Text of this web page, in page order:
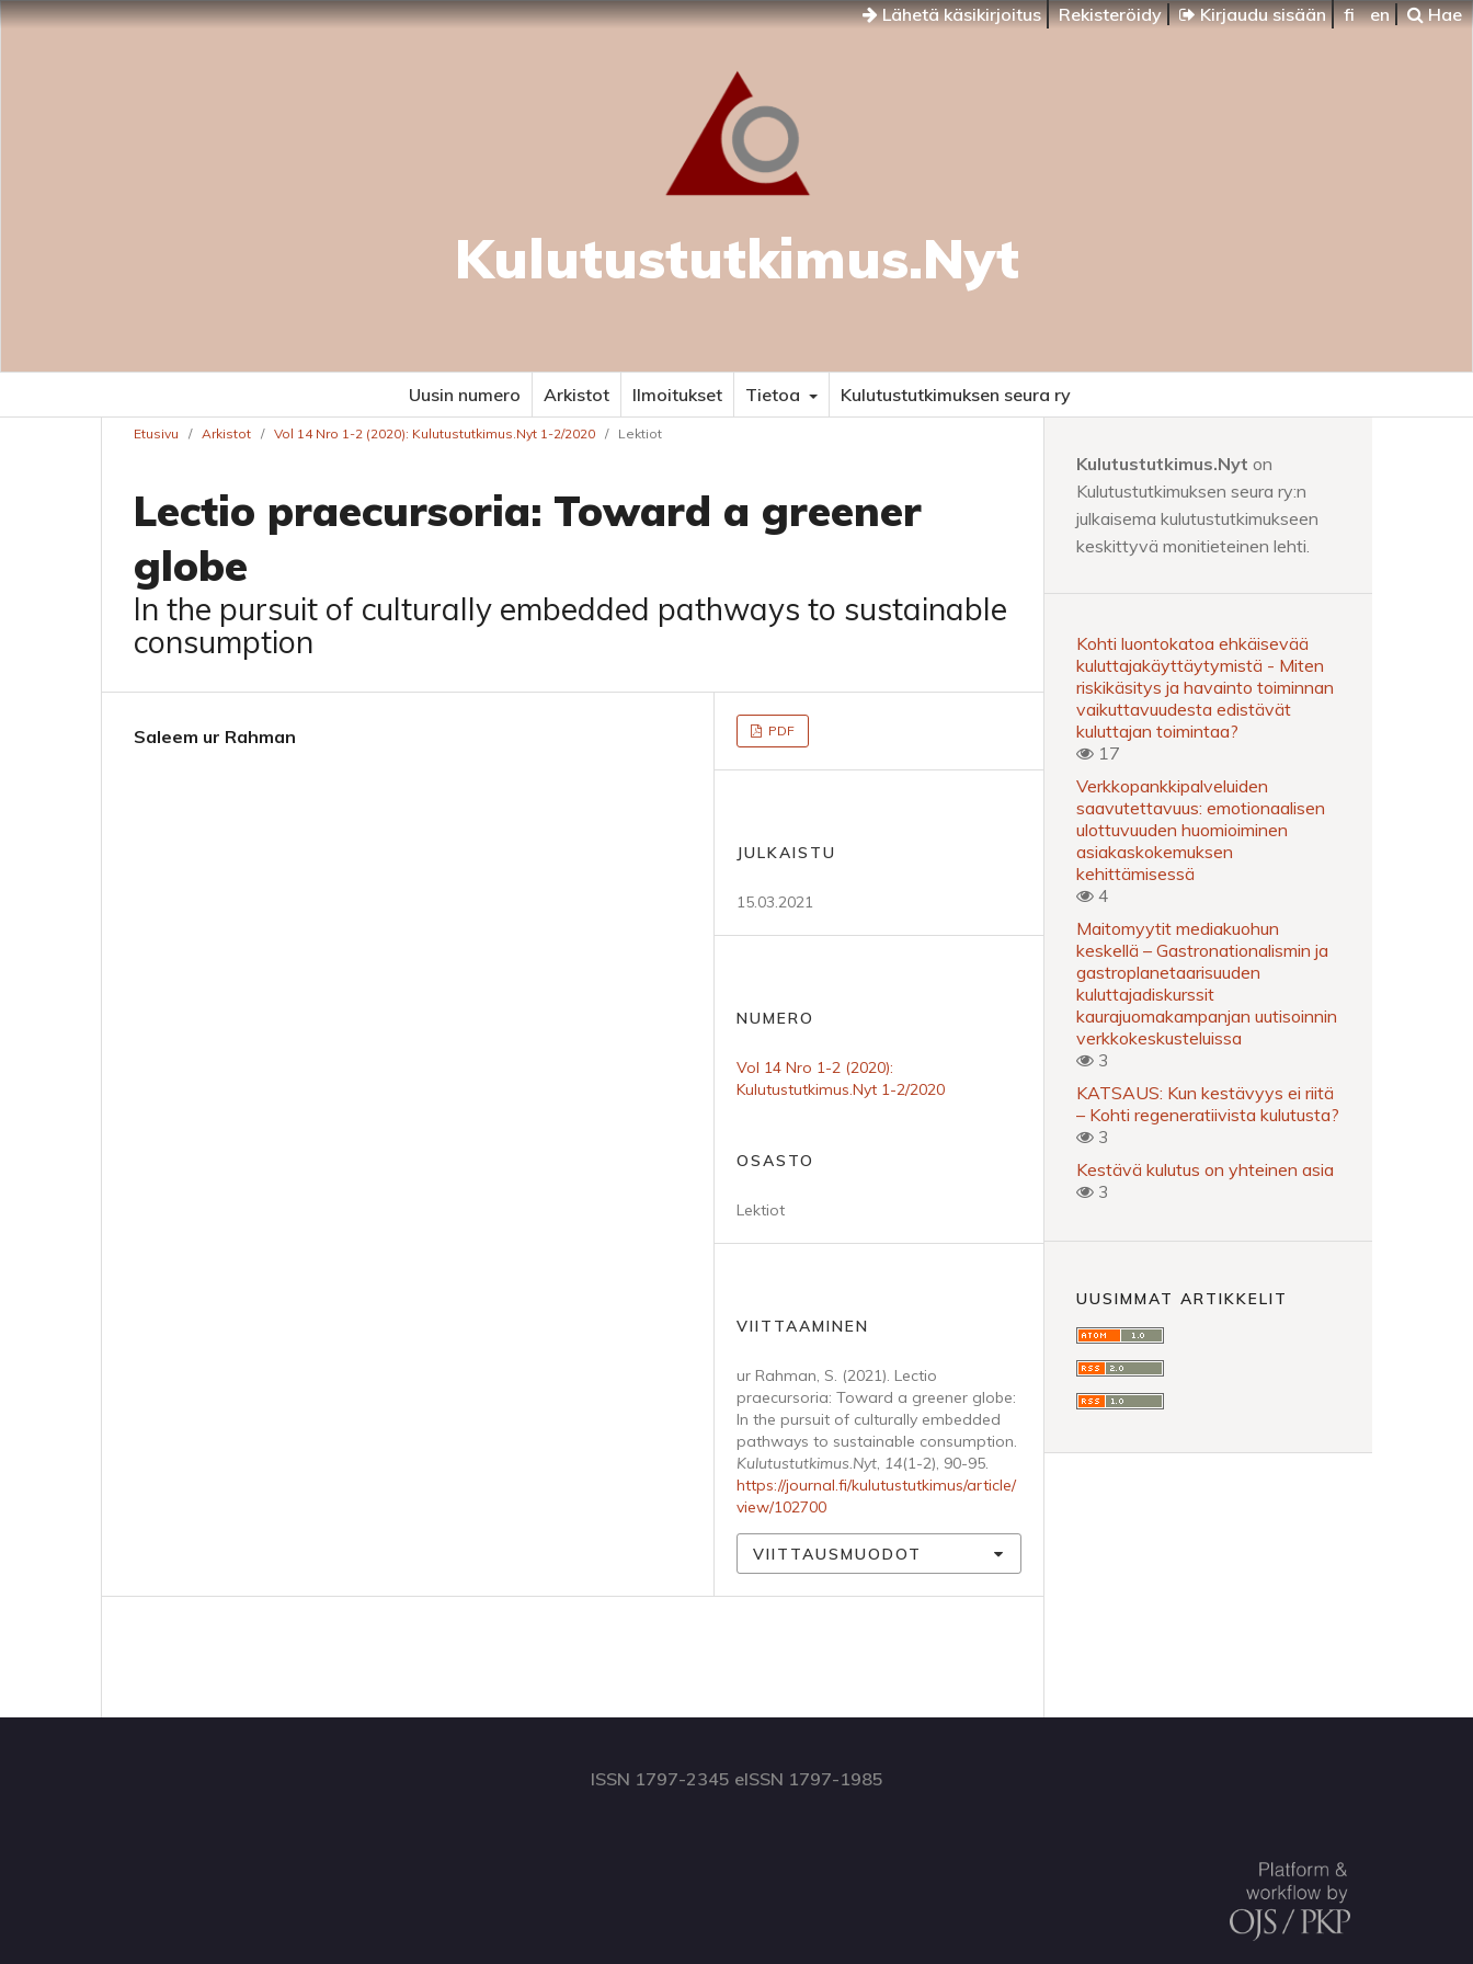
Lähetä käsikirjoitus Rekisteröidy Kirjaudu sisään fi en Hae
Kulutustutkimus.Nyt
Uusin numero Arkistot Ilmoitukset Tietoa Kulutustutkimuksen seura ry
Etusivu / Arkistot / Vol 14 Nro 1-2 (2020): Kulutustutkimus.Nyt 1-2/2020 / Lektiot
Lectio praecursoria: Toward a greener
globe
In the pursuit of culturally embedded pathways to sustainable
consumption
Saleem ur Rahman PDF
JULKAISTU
15.03.2021
NUMERO
Vol 14 Nro 1-2 (2020):
Kulutustutkimus.Nyt 1-2/2020
OSASTO
Lektiot
VIITTAAMINEN
ur Rahman, S. (2021). Lectio
praecursoria: Toward a greener globe:
In the pursuit of culturally embedded
pathways to sustainable consumption.
Kulutustutkimus.Nyt, 14(1-2), 90-95.
https://journal.fi/kulutustutkimus/article/
view/102700
VIITTAUSMUODOT
Kulutustutkimus.Nyt on
Kulutustutkimuksen seura ry:n
julkaisema kulutustutkimukseen
keskittyvä monitieteinen lehti.
Kohti luontokatoa ehkäisevää
kuluttajakäyttäytymistä - Miten
riskikäsitys ja havainto toiminnan
vaikuttavuudesta edistävät
kuluttajan toimintaa?
17
Verkkopankkipalveluiden
saavutettavuus: emotionaalisen
ulottuvuuden huomioiminen
asiakaskokemuksen
kehittämisessä
4
Maitomyytit mediakuohun
keskellä – Gastronationalismin ja
gastroplanetaarisuuden
kuluttajadiskurssit
kaurajuomakampanjan uutisoinnin
verkkokeskusteluissa
3
KATSAUS: Kun kestävyys ei riitä
– Kohti regeneratiivista kulutusta?
3
Kestävä kulutus on yhteinen asia
3
UUSIMMAT ARTIKKELIT
ISSN 1797-2345 eISSN 1797-1985